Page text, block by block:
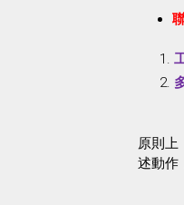
原則上
述動作